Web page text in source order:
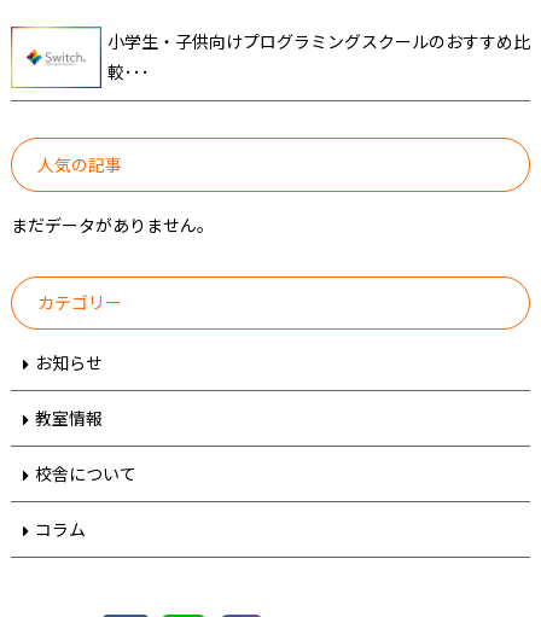
小学生・子供向けプログラミングスクールのおすすめ比
較･･･
人気の記事
まだデータがありません。
カテゴリー
お知らせ
教室情報
校舎について
コラム